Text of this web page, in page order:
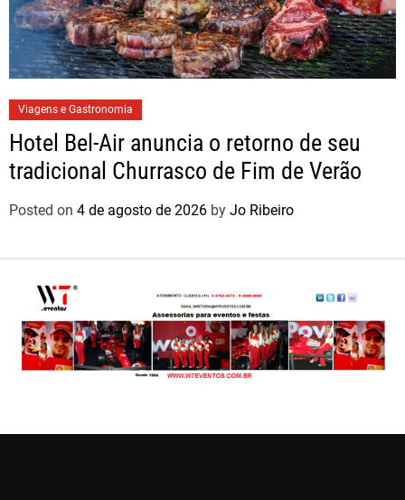
Viagens e Gastronomia
Hotel Bel-Air anuncia o retorno de seu
tradicional Churrasco de Fim de Verão
Posted on 4 de agosto de 2026 by Jo Ribeiro